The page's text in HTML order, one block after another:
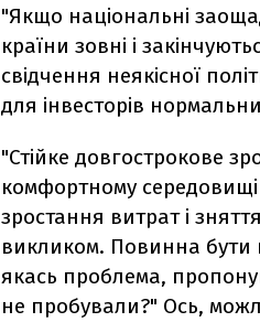
"Якщо національні
країни зовні і
свідчення неякісної
для інвесторів
"Стійке довгострокове
комфортному
зростання витрат і
викликом. Повинна бути
якась проблема,
не пробували?" Ось,